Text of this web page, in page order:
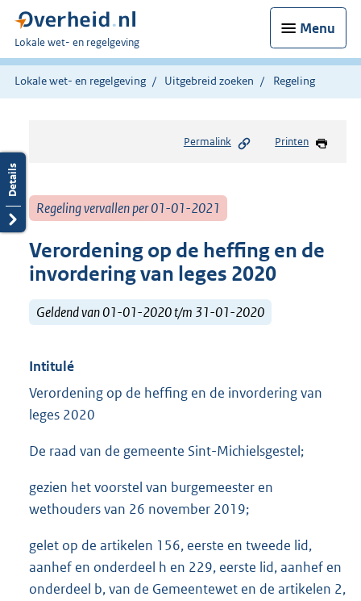
Menu
U
bent
hier:
Lokale wet- en regelgeving
Lokale wet- en regelgeving Uitgebreid zoeken Regeling
Permalink Printen
Regeling vervallen per 01-01-2021
Verordening op de heffing en de
invordering van leges 2020
Geldend van 01-01-2020 t/m 31-01-2020
Intitulé
Verordening op de heffing en de invordering van
leges 2020
De raad van de gemeente Sint-Michielsgestel;
gezien het voorstel van burgemeester en
wethouders van 26 november 2019;
gelet op de artikelen 156, eerste en tweede lid,
aanhef en onderdeel h en 229, eerste lid, aanhef en
onderdeel b, van de Gemeentewet en de artikelen 2,